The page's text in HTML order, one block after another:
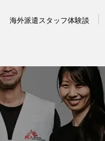
海外派遣スタッフ体験談